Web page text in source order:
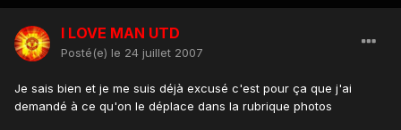
I LOVE MAN UTD
Posté(e) le 24 juillet 2007
Je sais bien et je me suis déjà excusé c'est pour ça que j'ai
demandé à ce qu'on le déplace dans la rubrique photos